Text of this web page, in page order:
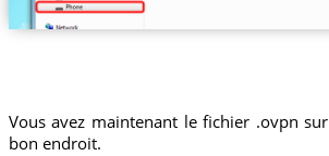
Vous avez maintenant le fichier .ovpn
bon endroit.